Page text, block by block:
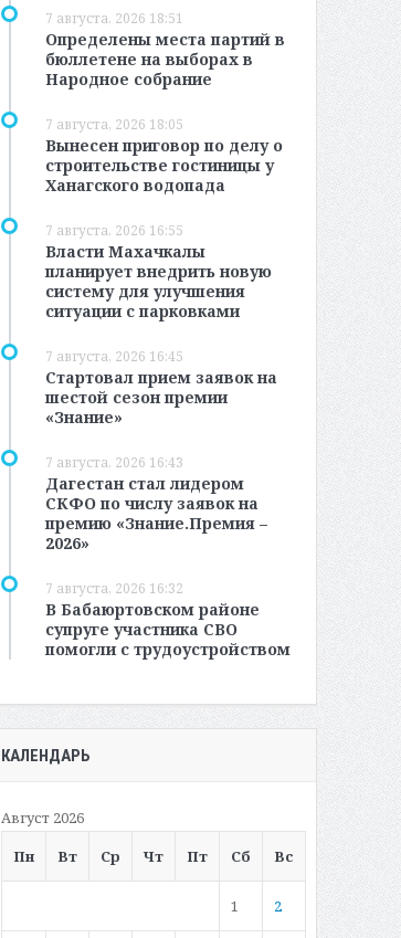
7 августа, 2026 18:51
Определены места партий в
бюллетене на выборах в
Народное собрание
7 августа, 2026 18:05
Вынесен приговор по делу о
строительстве гостиницы у
Ханагского водопада
7 августа, 2026 16:55
Власти Махачкалы
планирует внедрить новую
систему для улучшения
ситуации с парковками
7 августа, 2026 16:45
Стартовал прием заявок на
шестой сезон премии
«Знание»
7 августа, 2026 16:43
Дагестан стал лидером
СКФО по числу заявок на
премию «Знание.Премия –
2026»
7 августа, 2026 16:32
В Бабаюртовском районе
супруге участника СВО
помогли с трудоустройством
КАЛЕНДАРЬ
Август 2026
Пн
Вт Ср Чт Пт Сб Вс
1 2